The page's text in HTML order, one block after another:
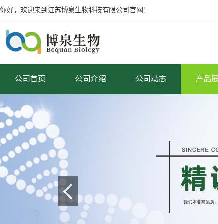
你好，欢迎来到江苏博泉生物科技有限公司官网！
公司首页 公司介绍 公司动态 产品